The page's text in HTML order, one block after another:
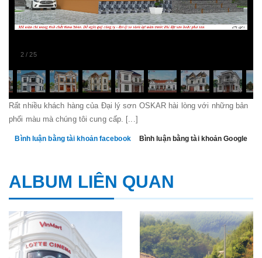
2 /25
Rất nhiều khách hàng của Đại lý sơn OSKAR hài lòng với những bản
phối màu mà chúng tôi cung cấp. [...]
Bình luận bằng tài khoản facebook Bình luận bằng tài khoản Google
ALBUM LIÊN QUAN
CÔNG TRÌNH VINCOM,
LỤC [...]
SƠN GIẢI PHÂN CÁCH
[...]